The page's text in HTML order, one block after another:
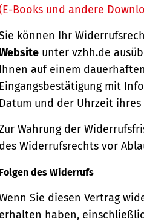
Books und andere
können Ihr
unter vzhh.de
Ihnen auf einem
Eingangsbestätigung mit
Datum und der Uhrzeit ihres
Wahrung der
des Widerrufsrechts vor
Folgen des Widerrufs
Sie diesen Vertrag
erhalten haben,